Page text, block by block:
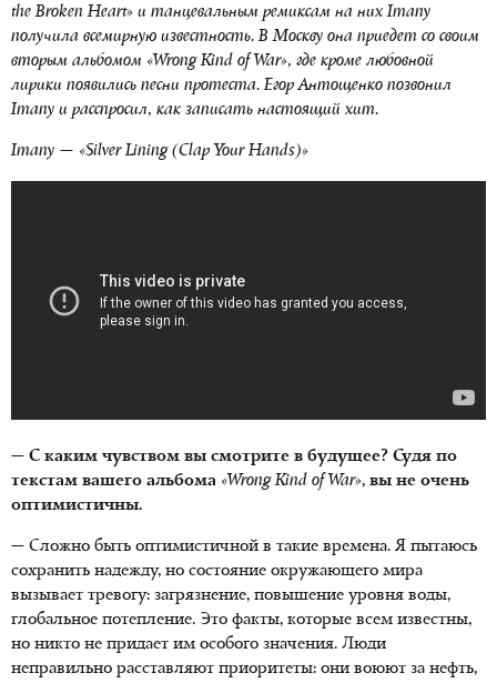
the Broken Heart» и танцевальным ремиксам на них Imany
получила всемирную известность. В Москву она приедет со своим
вторым альбомом «Wrong Kind of War», где кроме любовной
лирики появились песни протеста. Егор Антощенко позвонил
Imany и расспросил, как записать настоящий хит.
Imany — «Silver Lining (Clap Your Hands)»
— С каким чувством вы смотрите в будущее? Судя по
текстам вашего альбома «Wrong Kind of War», вы не очень
оптимистичны.
— Сложно быть оптимистичной в такие времена. Я пытаюсь
сохранить надежду, но состояние окружающего мира
вызывает тревогу: загрязнение, повышение уровня воды,
глобальное потепление. Это факты, которые всем известны,
но никто не придает им особого значения. Люди
неправильно расставляют приоритеты: они воюют за нефть,